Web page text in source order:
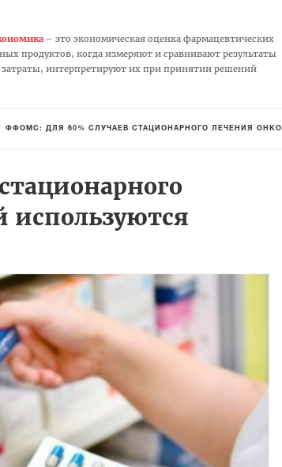
– это экономическая оценка фармацевтических
продуктов, когда измеряют и сравнивают результаты
затраты, интерпретируют их при принятии решений
ФФОМС: ДЛЯ 60% СЛУЧАЕВ СТАЦИОНАРНОГО ЛЕЧЕНИЯ
используются